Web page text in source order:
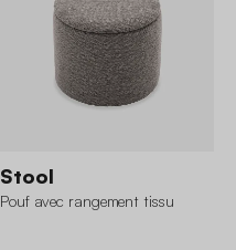
Stool
Pouf avec rangement tissu